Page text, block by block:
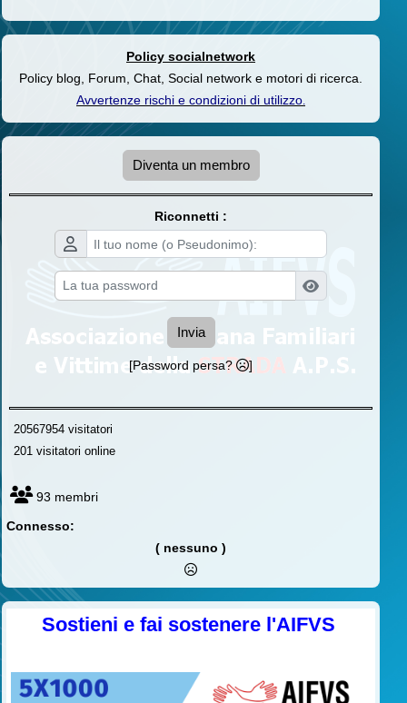
Policy socialnetwork
Policy blog, Forum, Chat, Social network e motori di ricerca.
Avvertenze rischi e condizioni di utilizzo.
Diventa un membro
Riconnetti :
Invia
[Password persa? ]
20567954 visitatori
201 visitatori online
93 membri
Connesso:
( nessuno )
Sostieni e fai sostenere l'AIFVS